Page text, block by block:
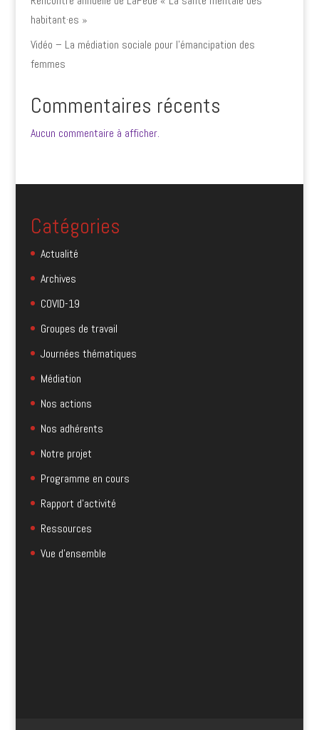
habitant·es »
Vidéo – La médiation sociale pour l’émancipation des
femmes
Commentaires récents
Aucun commentaire à afficher.
Catégories
Actualité
Archives
COVID-19
Groupes de travail
Journées thématiques
Médiation
Nos actions
Nos adhérents
Notre projet
Programme en cours
Rapport d'activité
Ressources
Vue d'ensemble